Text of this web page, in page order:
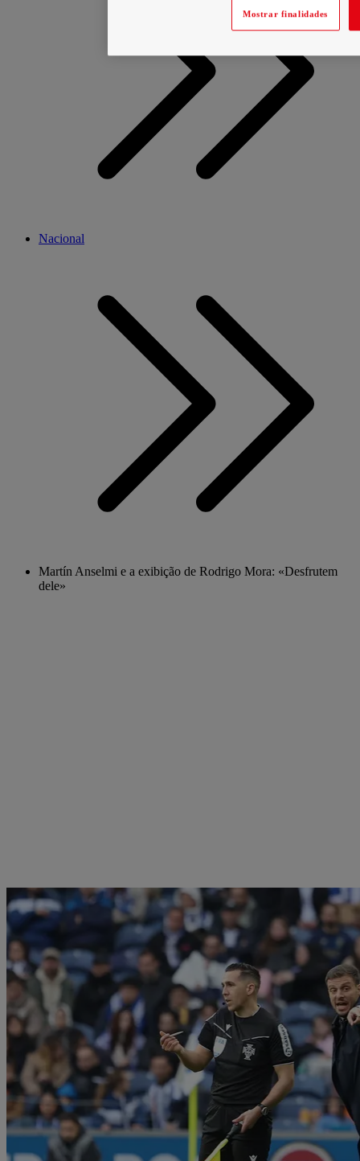
Nacional
Martín Anselmi e a exibição de Rodrigo Mora: «Desfrutem
dele»
Mostrar finalidades